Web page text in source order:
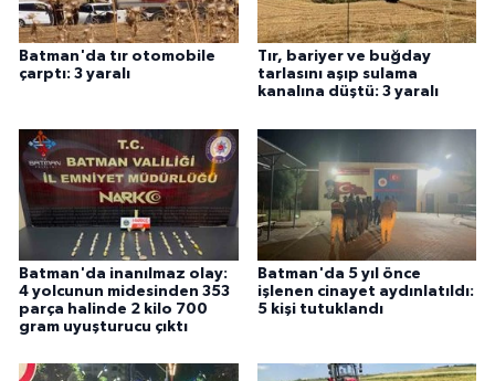
Batman'da tır otomobile
çarptı: 3 yaralı
Tır, bariyer ve buğday
tarlasını aşıp sulama
kanalına düştü: 3 yaralı
Batman'da inanılmaz olay:
4 yolcunun midesinden 353
parça halinde 2 kilo 700
gram uyuşturucu çıktı
Batman'da 5 yıl önce
işlenen cinayet aydınlatıldı:
5 kişi tutuklandı